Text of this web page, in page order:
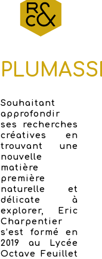
Souhaitant
approfondir
ses recherches
créatives en
trouvant une
nouvelle
matière
première
naturelle et
délicate à
explorer, Eric
Charpentier
s’est formé en
2019 au Lycée
Octave Feuillet